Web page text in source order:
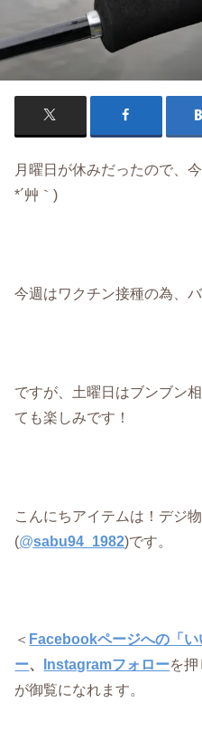
月曜日が休みだったので、
*´艸｀)
今週はワクチン接種の為、
ですが、土曜日はブンブン
ても楽しみです！
こんにちアイテムは！デジ
(@sabu94_1982)です。
＜ Facebookページへの「い
ー、 Instagramフォローを
が御覧になれます。